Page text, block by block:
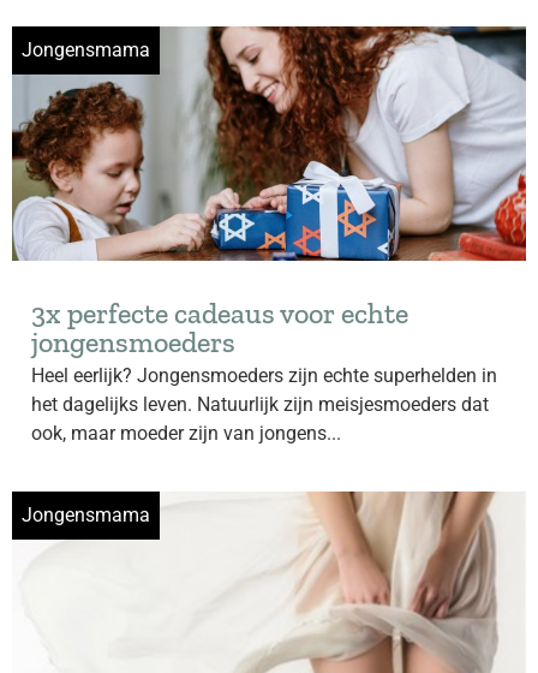
Jongensmama
3x perfecte cadeaus voor echte
jongensmoeders
Heel eerlijk? Jongensmoeders zijn echte superhelden in
het dagelijks leven. Natuurlijk zijn meisjesmoeders dat
ook, maar moeder zijn van jongens...
Jongensmama